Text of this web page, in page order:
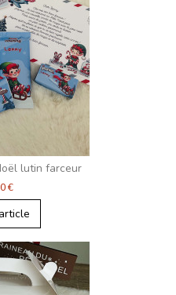
lutin farceur
€